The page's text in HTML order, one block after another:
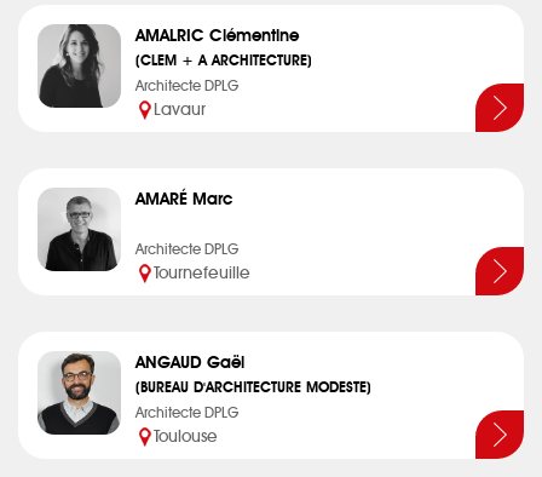
AMALRIC Clémentine
(CLEM + A ARCHITECTURE)
Architecte DPLG
Lavaur
AMARÉ Marc
Architecte DPLG
Tournefeuille
ANGAUD Gaël
(BUREAU D'ARCHITECTURE MODESTE)
Architecte DPLG
Toulouse